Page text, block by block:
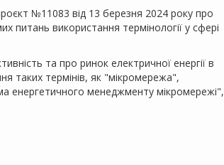
№11083 від 13 березня 2024 року про
питань використання термінології у сфері
та про ринок електричної енергії в
таких термінів, як "мікромережа",
енергетичного менеджменту мікромережі",